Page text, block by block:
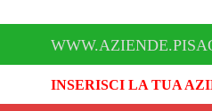
INSERISCI LA TUA